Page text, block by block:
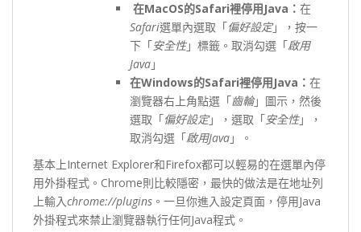
在MacOS的Safari裡停用Java ： 在
Safari選單內選取「偏好設定」，按一
下「安全性」標籤。取消勾選「啟用
Java 」
在Windows的Safari裡停用Java ： 在
瀏覽器右上角點選「齒輪」圖示，然後
選取「偏好設定」，選取「安全性」，
取消勾選「啟用Java 」。
基本上Internet Explorer和Firefox都可以輕易的在選單內停
用外掛程式。Chrome則比較隱密，最快的做法是在地址列
上輸入chrome://plugins 。一旦你進入設定頁面，停用Java
外掛程式來禁止瀏覽器執行任何Java程式。